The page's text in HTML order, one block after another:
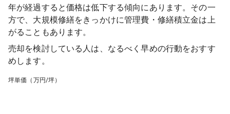
年が経過すると価格は低下する傾向にあります。その一
方で、大規模修繕をきっかけに管理費・修繕積立金は上
がることもあります。
売却を検討している人は、なるべく早めの行動をおすす
めします。
坪単価（万円/坪）